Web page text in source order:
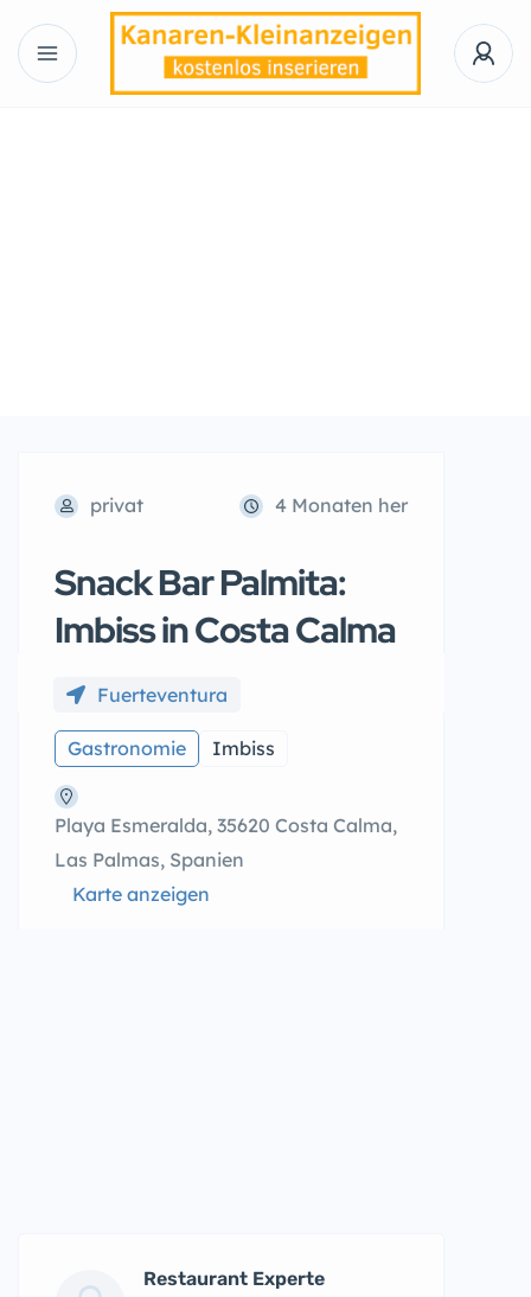
privat 4 Monaten her
Snack Bar Palmita:
Imbiss in Costa Calma
Fuerteventura
Gastronomie Imbiss
Playa Esmeralda, 35620 Costa Calma,
Las Palmas, Spanien
Karte anzeigen
Restaurant Experte